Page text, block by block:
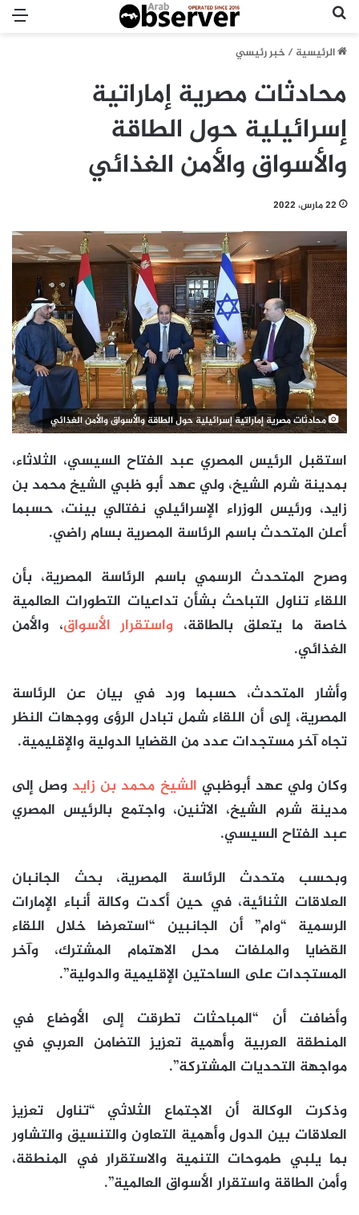
الرئيسية/خبر رئيسي
محادثات مصرية إماراتية
إسرائيلية حول الطاقة
والأسواق والأمن الغذائي
22 مارس، 2022
محادثات مصرية إماراتية إسرائيلية حول الطاقة والأسواق والأمن الغذائي
استقبل الرئيس المصري عبد الفتاح السيسي، الثلاثاء،
بمدينة شرم الشيخ، ولي عهد أبو ظبي الشيخ محمد بن
زايد، ورئيس الوزراء الإسرائيلي نفتالي بينت، حسبما
أعلن المتحدث باسم الرئاسة المصرية بسام راضي.
وصرح المتحدث الرسمي باسم الرئاسة المصرية، بأن
اللقاء تناول التباحث بشأن تداعيات التطورات العالمية
خاصة ما يتعلق بالطاقة، واستقرار الأسواق، والأمن
الغذائي.
وأشار المتحدث، حسبما ورد في بيان عن الرئاسة
المصرية، إلى أن اللقاء شمل تبادل الرؤى ووجهات النظر
تجاه آخر مستجدات عدد من القضايا الدولية والإقليمية.
وكان ولي عهد أبوظبي الشيخ محمد بن زايد وصل إلى
مدينة شرم الشيخ، الاثنين، واجتمع بالرئيس المصري
عبد الفتاح السيسي.
وبحسب متحدث الرئاسة المصرية، بحث الجانبان
العلاقات الثنائية، في حين أكدت وكالة أنباء الإمارات
الرسمية “وام” أن الجانبين “استعرضا خلال اللقاء
القضايا والملفات محل الاهتمام المشترك، وآخر
المستجدات على الساحتين الإقليمية والدولية”.
وأضافت أن “المباحثات تطرقت إلى الأوضاع في
المنطقة العربية وأهمية تعزيز التضامن العربي في
مواجهة التحديات المشتركة”.
وذكرت الوكالة أن الاجتماع الثلاثي “تناول تعزيز
العلاقات بين الدول وأهمية التعاون والتنسيق والتشاور
بما يلبي طموحات التنمية والاستقرار في المنطقة،
وأمن الطاقة واستقرار الأسواق العالمية”.